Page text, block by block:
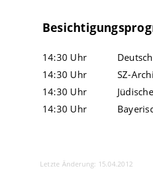
14:30 Uhr
14:30 Uhr
SZ-
14:30 Uhr
14:30 Uhr
Letzte Änderung: 15.04.2012